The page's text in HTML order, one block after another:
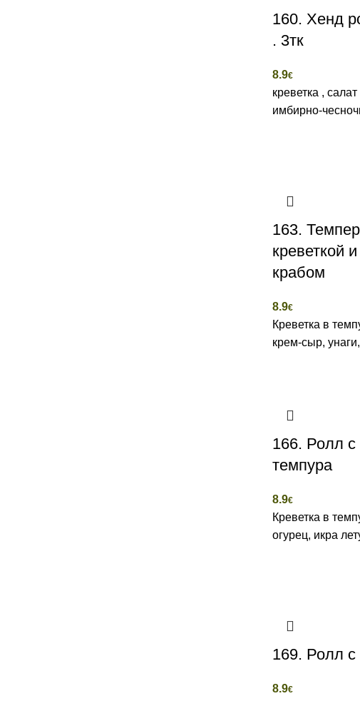
160. Хенд
. 3тк
8.9€
креветка ,
имбирно-
163.
креветкой
крабом
8.9€
Креветка в
крем-сыр,
166. Ролл с
темпура
8.9€
Креветка в
огурец, икра
169. Ролл с
8.9€